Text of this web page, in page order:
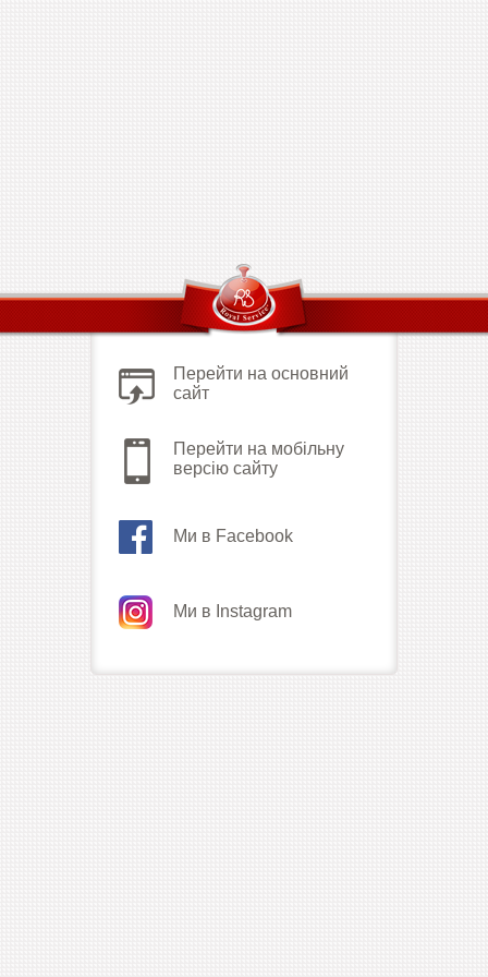
Перейти на основний
сайт
Перейти на мобільну
версію сайту
Ми в Facebook
Ми в Instagram